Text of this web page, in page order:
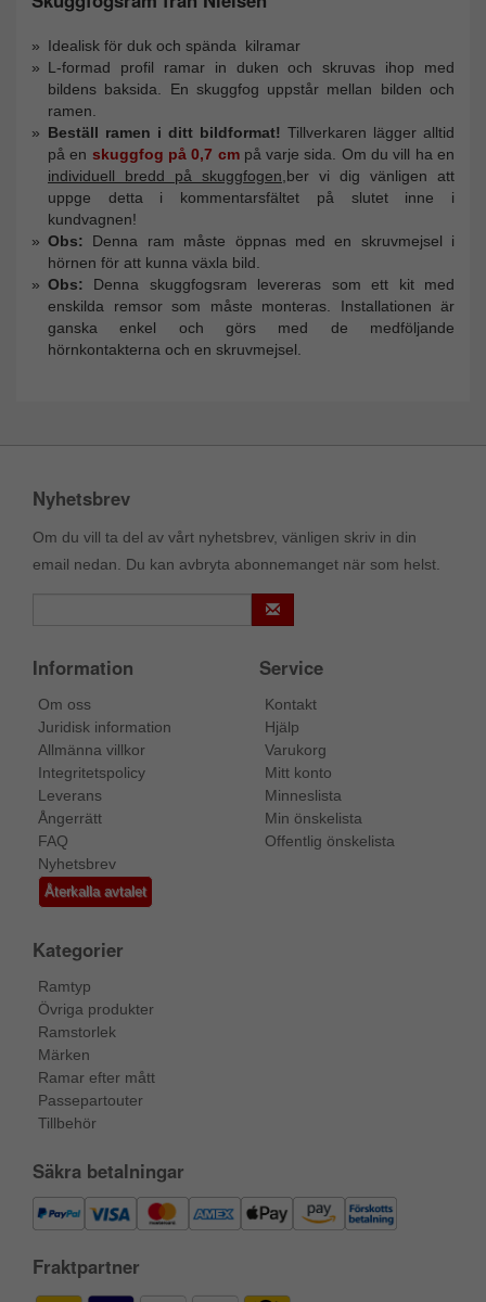
Idealisk för duk och spända kilramar
L-formad profil ramar in duken och skruvas ihop med
bildens baksida. En skuggfog uppstår mellan bilden och
ramen.
Beställ ramen i ditt bildformat! Tillverkaren lägger alltid
på en skuggfog på 0,7 cmpå varje sida. Om du vill ha en
individuell bredd på skuggfogen ,ber vi dig vänligen att
uppge detta i kommentarsfältet på slutet inne i
kundvagnen!
Obs: Denna ram måste öppnas med en skruvmejsel i
hörnen för att kunna växla bild.
Obs: Denna skuggfogsram levereras som ett kit med
enskilda remsor som måste monteras. Installationen är
ganska enkel och görs med de medföljande
hörnkontakterna och en skruvmejsel.
Nyhetsbrev
Om du vill ta del av vårt nyhetsbrev, vänligen skriv in din
email nedan. Du kan avbryta abonnemanget när som helst.
Information
Om oss
Juridisk information
Allmänna villkor
Integritetspolicy
Leverans
Ångerrätt
FAQ
Nyhetsbrev
Återkalla avtalet
Service
Kontakt
Hjälp
Varukorg
Mitt konto
Minneslista
Min önskelista
Offentlig önskelista
Kategorier
Ramtyp
Övriga produkter
Ramstorlek
Märken
Ramar efter mått
Passepartouter
Tillbehör
Säkra betalningar
Fraktpartner